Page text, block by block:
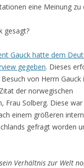
eine Meinung zu
gesagt?
Gauck hatte dem
gegeben. Dieses
von Herrn Gauck
der norwegischen
Frau Solberg. Diese
einem größeren
gefragt worden
Verhältnis zur Welt